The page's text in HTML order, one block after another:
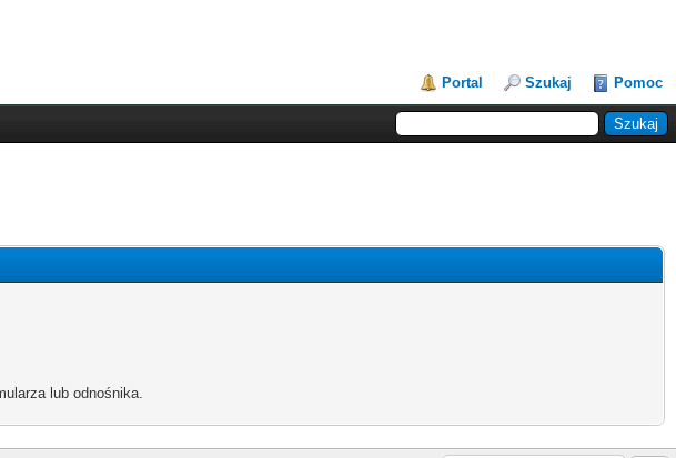
Portal Szukaj Pomoc
lub odnośnika.